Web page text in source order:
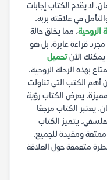
لا يقدم الكتاب إجابات
في علاقته بربه.
الروحية، مما يخلق حالة
قراءة عابرة، بل هو
يمكنك الآنتحميل
بهذه الرحلة الروحية.
أهم الكتب التي تناولت
يعرض الكتاب رؤية
يعتبر الكتاب مرجعًا
يتميز الكتاب
ممتعة ومفيدة للجميع.
متعمقة حول العلاقة